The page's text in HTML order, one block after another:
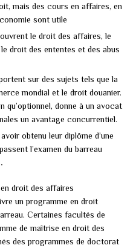
mais des cours en affaires, en
sont utile
le droit des affaires, le
droit des ententes et des abus
sur des sujets tels que la
mondial et le droit douanier.
qu’optionnel, donne à un avocat
un avantage concurrentiel.
obtenu leur diplôme d’une
l’examen du barreau
.
droit des affaires
un programme en droit
Certaines facultés de
de maîtrise en droit des
des programmes de doctorat